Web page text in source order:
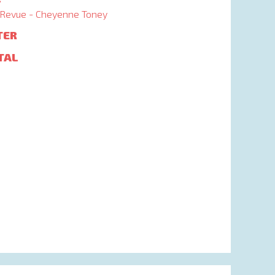
- Cheyenne Toney